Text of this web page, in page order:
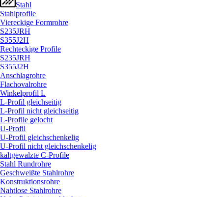
Stahl
Stahlprofile
Viereckige Formrohre
S235JRH
S355J2H
Rechteckige Profile
S235JRH
S355J2H
Anschlagrohre
Flachovalrohre
Winkelprofil L
L-Profil gleichseitig
L-Profil nicht gleichseitig
L-Profile gelocht
U-Profil
U-Profil gleichschenkelig
U-Profil nicht gleichschenkelig
kaltgewalzte C-Profile
Stahl Rundrohre
Geschweißte Stahlrohre
Konstruktionsrohre
Nahtlose Stahlrohre